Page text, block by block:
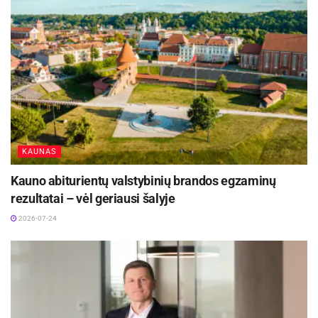
Gaminimo laikas: 45 min.
Reikės: 500 g trešnių, 2 puodelių miltų, 1
kiaušinio, 3/4 puodelio vandens, 1 šaukšto
sviesto, 1 šaukštelio druskos, 1 šaukšto cukraus,
cinamono pabarstymui.
Gaminame:
Trešnes nuplaukite, išimkite kauliukus ir nusausinkite
popieriniu rankšluosčiu. Pabarstykite šaukštu
miltus, įmuškite kiaušinį, sudėkite sviestą, druską.
Naudodami kablį maišykite ir po truputį įpilkite
vandens, kad visi ingredientai susijungtų. Galite
minkyti ir rankomis. Turite gauti minkštą, lygią tešlą.
KAUNAS
Kauno abiturientų valstybinių brandos egzaminų
rezultatai – vėl geriausi šalyje
2026-07-24